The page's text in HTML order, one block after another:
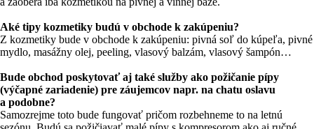
Aké tipy kozmetiky budú v obchode k zakúpeniu?
Z kozmetiky bude v obchode k zakúpeniu: pivná soľ do kúpeľa, pivné
mydlo, masážny olej, peeling, vlasový balzám, vlasový šampón…
Bude obchod poskytovať aj také služby ako požičanie pípy
(výčapné zariadenie) pre záujemcov napr. na chatu oslavu
a podobne?
Samozrejme toto bude fungovať pričom rozbehneme to na letnú